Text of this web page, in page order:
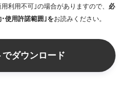
利用不可｣の場合がありますので、 必
使用許諾範囲｣をお読みください。
ダウンロード